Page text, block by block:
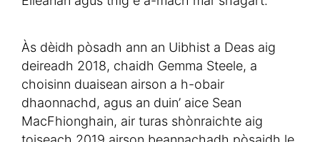
Às dèidh pòsadh ann an Uibhist a Deas aig
deireadh 2018, chaidh Gemma Steele, a
choisinn duaisean airson a h-obair
dhaonnachd, agus an duin’ aice Sean
MacFhionghain, air turas shònraichte aig